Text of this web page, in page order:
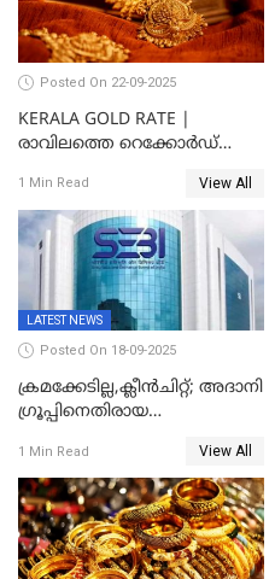
Posted On 22-09-2025
KERALA GOLD RATE |
രാവിലത്തെ റെക്കോർഡ്
തവണ കൂടി; പവൻ വില
83,000 ലേക്ക്
1 Min Read View All
LATEST NEWS
Posted On 18-09-2025
ക്രമക്കേടില്ല,ക്ലീൻചിറ്റ്; അദാനി
​ഗ്രൂപ്പിനെതിരായ
തള്ളി സെബി
1 Min Read View All